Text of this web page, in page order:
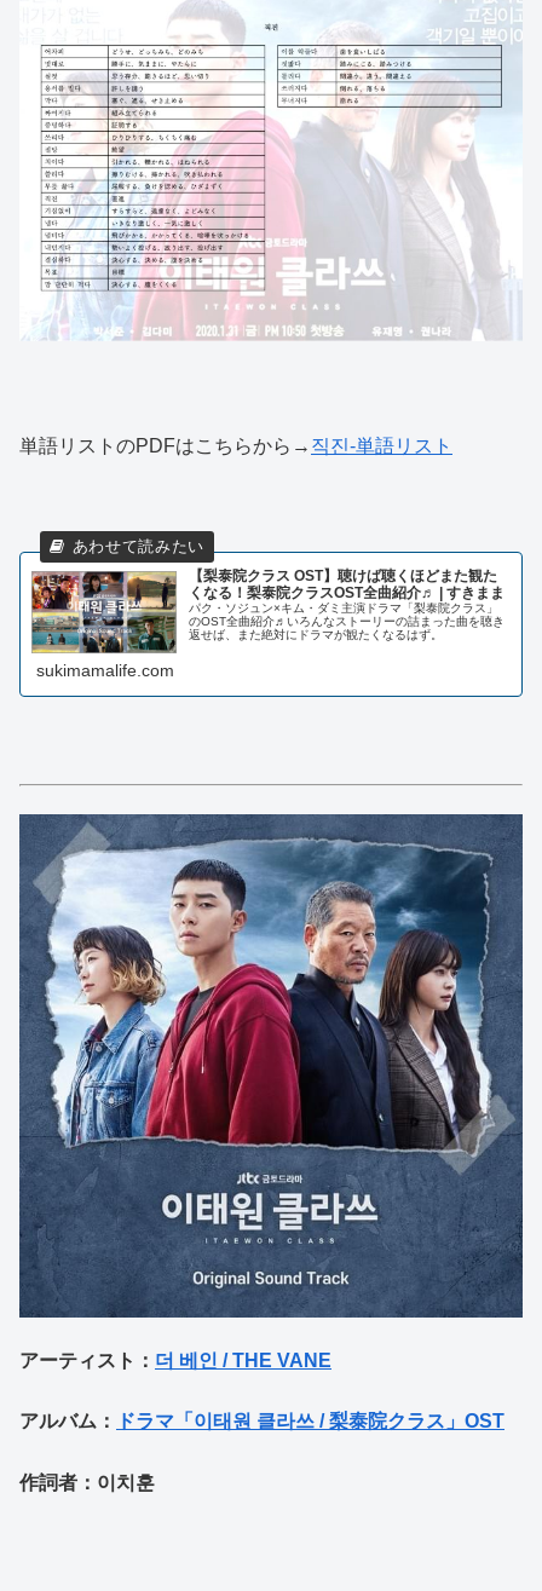
単語リストのPDFはこちらから→ 직진-単語リスト
【梨泰院クラス OST】聴けば聴くほどまた観た
くなる！梨泰院クラスOST全曲紹介♬ | すきまま
パク・ソジュン×キム・ダミ主演ドラマ「梨泰院クラス」
のOST全曲紹介♬いろんなストーリーの詰まった曲を聴き
返せば、また絶対にドラマが観たくなるはず。
sukimamalife.com
アーティスト： 더 베인 / THE VANE
アルバム： ドラマ「이태원 클라쓰 / 梨泰院クラス」OST
作詞者：이치훈